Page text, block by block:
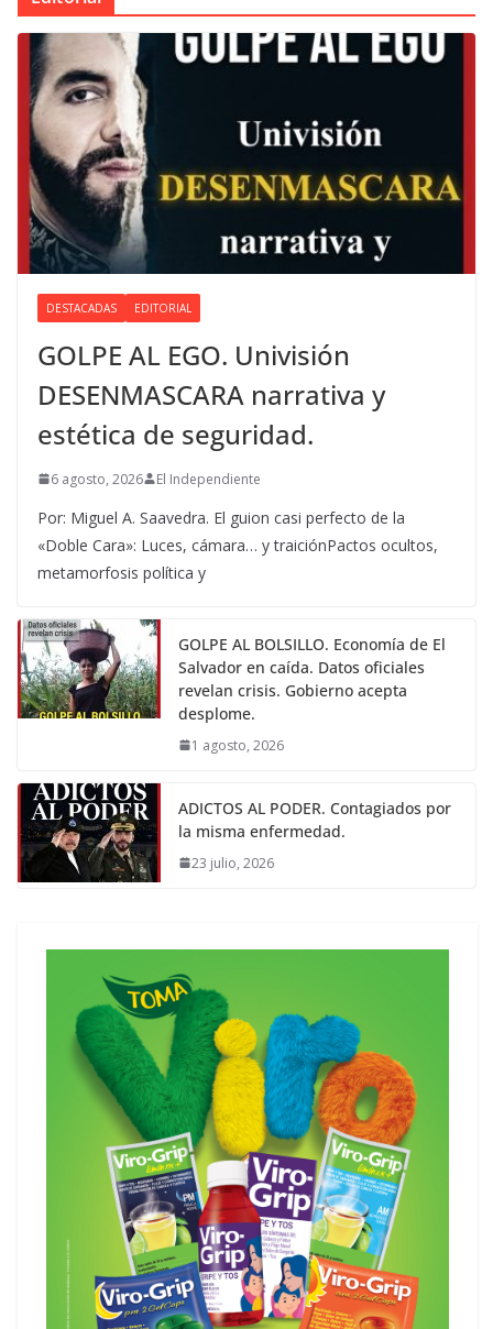
DESTACADAS EDITORIAL
GOLPE AL EGO. Univisión
DESENMASCARA narrativa y
estética de seguridad.
6 agosto, 2026 El Independiente
Por: Miguel A. Saavedra. El guion casi perfecto de la
«Doble Cara»: Luces, cámara… y traiciónPactos ocultos,
metamorfosis política y
GOLPE AL BOLSILLO. Economía de El
Salvador en caída. Datos oficiales
revelan crisis. Gobierno acepta
desplome.
1 agosto, 2026
ADICTOS AL PODER. Contagiados por
la misma enfermedad.
23 julio, 2026